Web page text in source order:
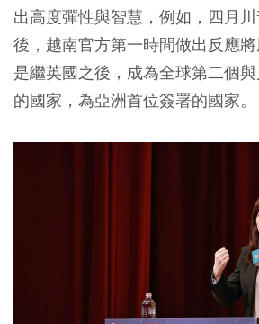
出高度彈性與智慧，例如，四月
後，越南官方第一時間做出反應
是繼英國之後，成為全球第二個
的國家，為亞洲首位簽署的國家。